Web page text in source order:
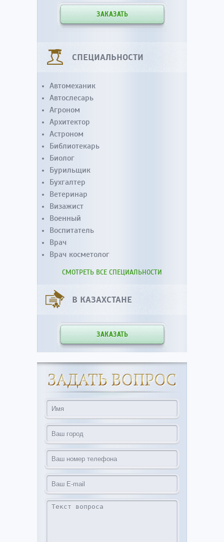
ЗАКАЗАТЬ
СПЕЦИАЛЬНОСТИ
Автомеханик
Автослесарь
Агроном
Архитектор
Астроном
Библиотекарь
Биолог
Бурильщик
Бухгалтер
Ветеринар
Визажист
Военный
Воспитатель
Врач
Врач косметолог
СМОТРЕТЬ ВСЕ СПЕЦИАЛЬНОСТИ
В КАЗАХСТАНЕ
ЗАКАЗАТЬ